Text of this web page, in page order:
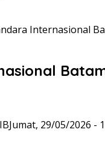
Internasional
Jumat, 29/05/2026 -